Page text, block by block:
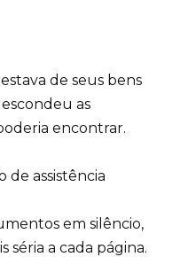
de seus bens
as
encontrar.
de assistência
em silêncio,
séria a cada página.